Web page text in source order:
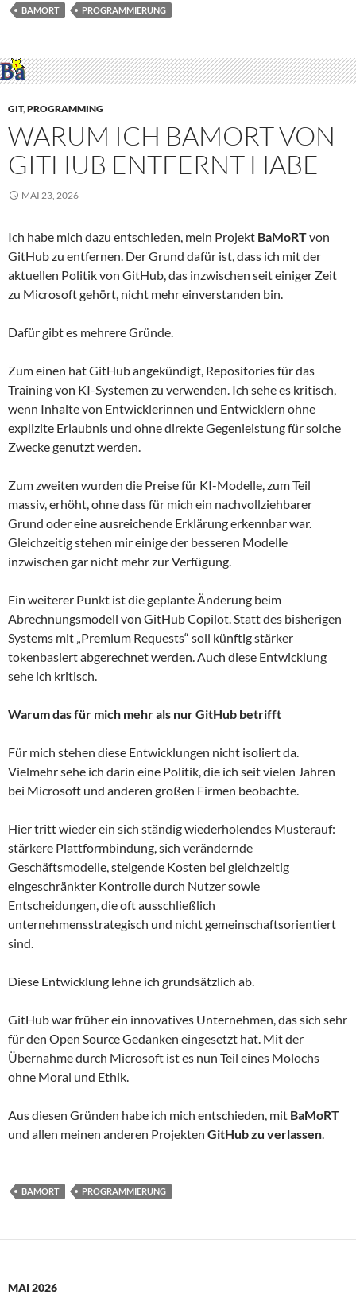
BAMORT PROGRAMMIERUNG
GIT,PROGRAMMING
WARUM ICH BAMORT VON
GITHUB ENTFERNT HABE
MAI 23, 2026
Ich habe mich dazu entschieden, mein Projekt BaMoRTvon
GitHub zu entfernen. Der Grund dafür ist, dass ich mit der
aktuellen Politik von GitHub, das inzwischen seit einiger Zeit
zu Microsoft gehört, nicht mehr einverstanden bin.
Dafür gibt es mehrere Gründe.
Zum einen hat GitHub angekündigt, Repositories für das
Training von KI-Systemen zu verwenden. Ich sehe es kritisch,
wenn Inhalte von Entwicklerinnen und Entwicklern ohne
explizite Erlaubnis und ohne direkte Gegenleistung für solche
Zwecke genutzt werden.
Zum zweiten wurden die Preise für KI-Modelle, zum Teil
massiv, erhöht, ohne dass für mich ein nachvollziehbarer
Grund oder eine ausreichende Erklärung erkennbar war.
Gleichzeitig stehen mir einige der besseren Modelle
inzwischen gar nicht mehr zur Verfügung.
Ein weiterer Punkt ist die geplante Änderung beim
Abrechnungsmodell von GitHub Copilot. Statt des bisherigen
Systems mit „Premium Requests“ soll künftig stärker
tokenbasiert abgerechnet werden. Auch diese Entwicklung
sehe ich kritisch.
Warum das für mich mehr als nur GitHub betrifft
Für mich stehen diese Entwicklungen nicht isoliert da.
Vielmehr sehe ich darin eine Politik, die ich seit vielen Jahren
bei Microsoft und anderen großen Firmen beobachte.
Hier tritt wieder ein sich ständig wiederholendes Musterauf:
stärkere Plattformbindung, sich verändernde
Geschäftsmodelle, steigende Kosten bei gleichzeitig
eingeschränkter Kontrolle durch Nutzer sowie
Entscheidungen, die oft ausschließlich
unternehmensstrategisch und nicht gemeinschaftsorientiert
sind.
Diese Entwicklung lehne ich grundsätzlich ab.
GitHub war früher ein innovatives Unternehmen, das sich sehr
für den Open Source Gedanken eingesetzt hat. Mit der
Übernahme durch Microsoft ist es nun Teil eines Molochs
ohne Moral und Ethik.
Aus diesen Gründen habe ich mich entschieden, mit BaMoRT
und allen meinen anderen Projekten GitHub zu verlassen.
BAMORT PROGRAMMIERUNG
MAI 2026